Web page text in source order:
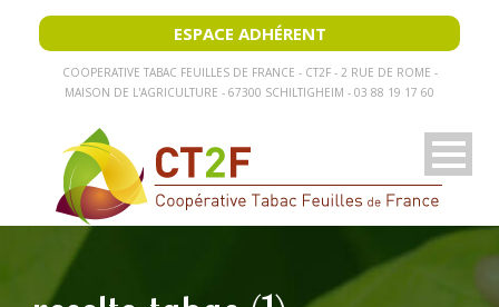
ESPACE ADHÉRENT
COOPERATIVE TABAC FEUILLES DE FRANCE - CT2F - 2 RUE DE ROME -
MAISON DE L'AGRICULTURE - 67300 SCHILTIGHEIM - 03 88 19 17 60